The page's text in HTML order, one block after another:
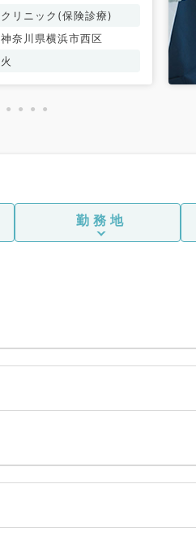
クリニック(保険診療)
神奈川県横浜市西区
火
勤務地